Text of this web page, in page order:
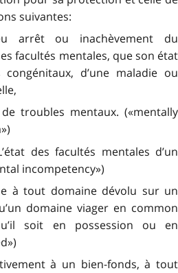
suivantes:
arrêt ou inachèvement du
facultés mentales, que son état
d’une maladie ou
troubles mentaux. («mentally
des facultés mentales d’un
incompetency»)
à tout domaine dévolu sur un
domaine viager en common
soit en possession ou en
à un bien-fonds, à tout